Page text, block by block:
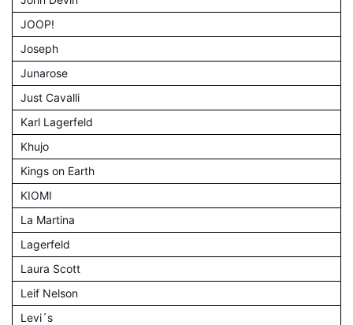
JOOP!
Joseph
Junarose
Just Cavalli
Karl Lagerfeld
Khujo
Kings on Earth
KIOMI
La Martina
Lagerfeld
Laura Scott
Leif Nelson
Levi´s